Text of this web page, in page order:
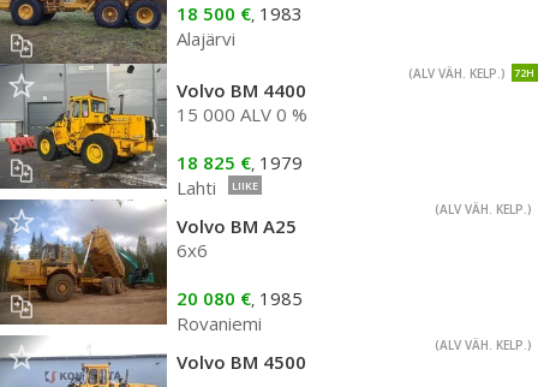
18 500 €, 1983
Alajärvi
72H
(ALV VÄH. KELP.)
Volvo BM 4400
15 000 ALV 0 %
18 825 €, 1979
Lahti
LIIKE
(ALV VÄH. KELP.)
Volvo BM A25
6x6
20 080 €, 1985
Rovaniemi
(ALV VÄH. KELP.)
Volvo BM 4500